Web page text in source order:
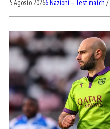
5 Agosto 20266 Nazioni – Test match /